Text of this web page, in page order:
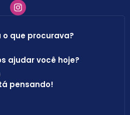
o que procurava?
ajudar você hoje?
pensando!